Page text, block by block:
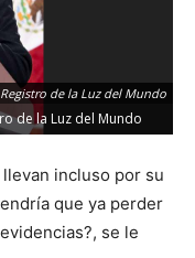
de la Luz del Mundo
de la Luz del Mundo
incluso por su
que ya perder
se le